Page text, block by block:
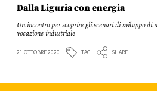
Dalla Liguria con energia
Un incontro per scoprire gli scenari di sviluppo di
vocazione industriale
21 OTTOBRE 2020 TAG SHARE